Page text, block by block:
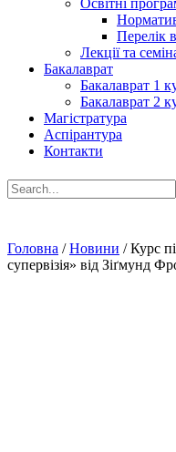
Освітні
Перелік
Лекції та
Бакалаврат
Бакалаврат 1
Бакалаврат 2
Магістратура
Аспірантура
Контакти
Головна /Новини /Курс
супервізія» від Зіґмунд